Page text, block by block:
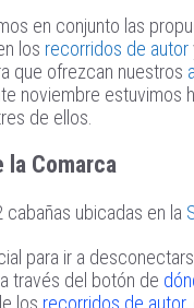
en conjunto las
los recorridos de autor
que ofrezcan nuestros
noviembre estuvimos
de ellos.
la Comarca
cabañas ubicadas en la
para ir a
través del botón de
los recorridos de autor,